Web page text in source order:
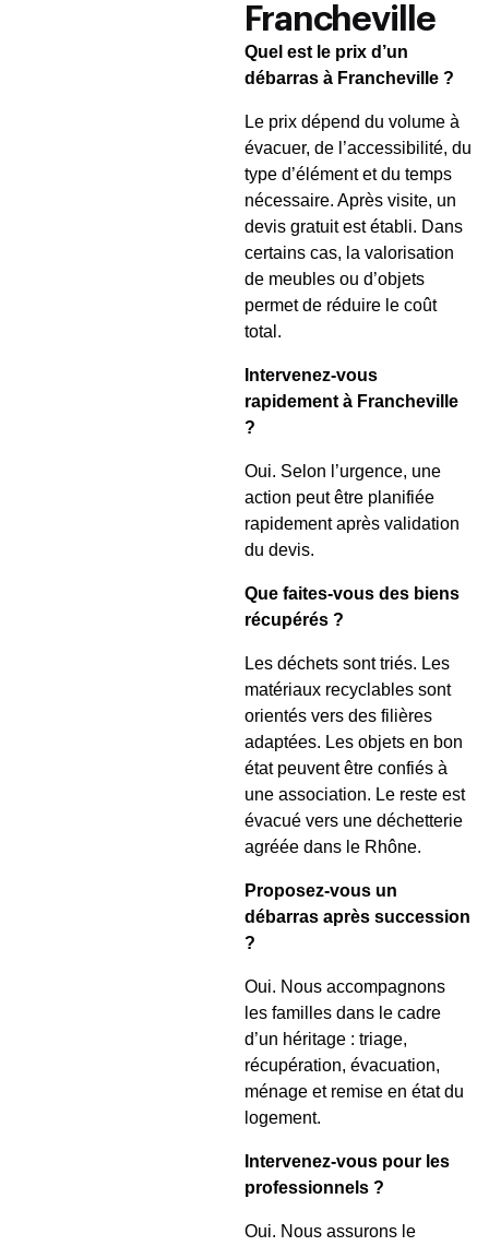
Francheville
Quel est le prix d’un
débarras à Francheville ?
Le prix dépend du volume à
évacuer, de l’accessibilité, du
type d’élément et du temps
nécessaire. Après visite, un
devis gratuit est établi. Dans
certains cas, la valorisation
de meubles ou d’objets
permet de réduire le coût
total.
Intervenez-vous
rapidement à Francheville
?
Oui. Selon l’urgence, une
action peut être planifiée
rapidement après validation
du devis.
Que faites-vous des biens
récupérés ?
Les déchets sont triés. Les
matériaux recyclables sont
orientés vers des filières
adaptées. Les objets en bon
état peuvent être confiés à
une association. Le reste est
évacué vers une déchetterie
agréée dans le Rhône.
Proposez-vous un
débarras après succession
?
Oui. Nous accompagnons
les familles dans le cadre
d’un héritage : triage,
récupération, évacuation,
ménage et remise en état du
logement.
Intervenez-vous pour les
professionnels ?
Oui. Nous assurons le